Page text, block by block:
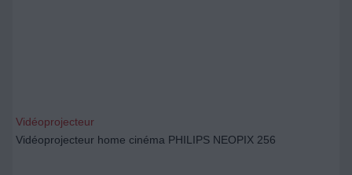
Vidéoprojecteur
Vidéoprojecteur home cinéma PHILIPS NEOPIX 256